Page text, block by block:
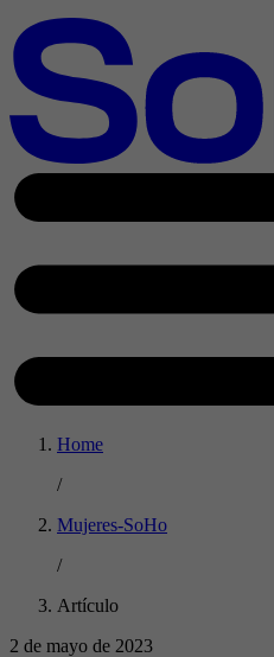
Home
/
Mujeres-SoHo
/
Artículo
2 de mayo de 2023